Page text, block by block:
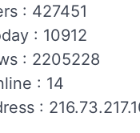
: 427451
: 10912
: 2205228
: 14
: